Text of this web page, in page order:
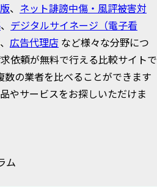
、 ネット誹謗中傷・風評被害対
、 デジタルサイネージ（電子看
、 広告代理店 など様々な分野につ
依頼が無料で行える比較サイトで
数の業者を比べることができます
やサービスをお探しいただけま
ム